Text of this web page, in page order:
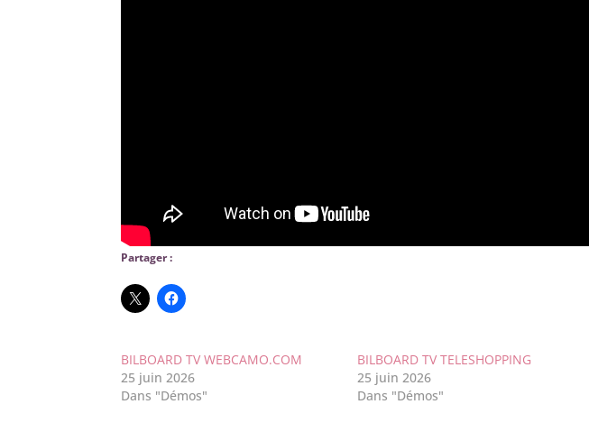
Partager :
BILBOARD TV WEBCAMO.COM
25 juin 2026
Dans "Démos"
BILBOARD TV TELESHOPPING
25 juin 2026
Dans "Démos"